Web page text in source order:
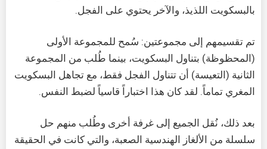
بالبسكويت اللذيذ، والآخر يحتوي على الفجل.
تم تقسيمهم إلى مجموعتين: سُمح للمجموعة الأولى
(المحظوظة) بتناول البسكويت، بينما طُلب من المجموعة
الثانية (التعيسة) أن تتناول الفجل فقط، مع تجاهل البسكويت
المغري تماماً. لقد كان هذا اختباراً قاسياً لضبط النفس.
بعد ذلك، نُقل الجميع إلى غرفة أخرى وطُلب منهم حل
سلسلة من الألغاز الهندسية الصعبة، والتي كانت في الحقيقة